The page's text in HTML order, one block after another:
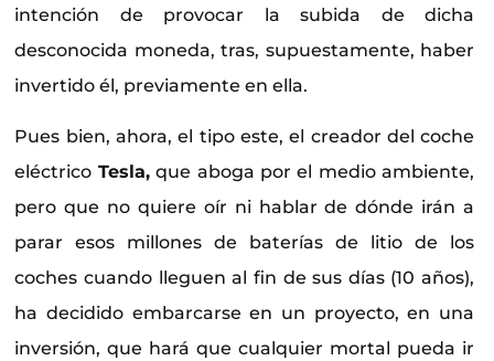
intención de provocar la subida de dicha
desconocida moneda, tras, supuestamente, haber
invertido él, previamente en ella.
Pues bien, ahora, el tipo este, el creador del coche
eléctrico Tesla,que aboga por el medio ambiente,
pero que no quiere oír ni hablar de dónde irán a
parar esos millones de baterías de litio de los
coches cuando lleguen al fin de sus días (10 años),
ha decidido embarcarse en un proyecto, en una
inversión, que hará que cualquier mortal pueda ir